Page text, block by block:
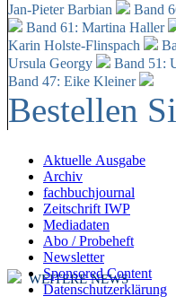
Jan-Pieter Barbian
Band
Band 61: Martina Haller
Karin Holste-Flinspach
Ursula Georgy
Band 51:
Band 47: Eike Kleiner
Bestellen
Aktuelle Ausgabe
Archiv
fachbuchjournal
Zeitschrift IWP
Mediadaten
Abo / Probeheft
Newsletter
Sponsored Content
Datenschutzerklärung
WEITERE NEWS